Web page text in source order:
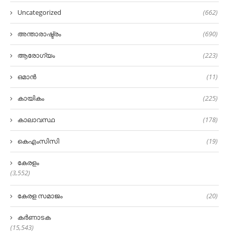
Uncategorized (662)
അന്താരാഷ്ട്രം (690)
ആരോഗ്യം (223)
ഒമാൻ (11)
കായികം (225)
കാലാവസ്ഥ (178)
കെഎംസിസി (19)
കേരളം
(3,552)
കേരള സമാജം (20)
കർണാടക
(15,543)